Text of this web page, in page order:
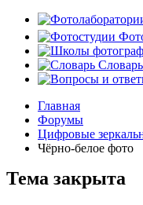
Словарь
Главная
Форумы
Цифровые
Чёрно-белое фото
Тема закрыта